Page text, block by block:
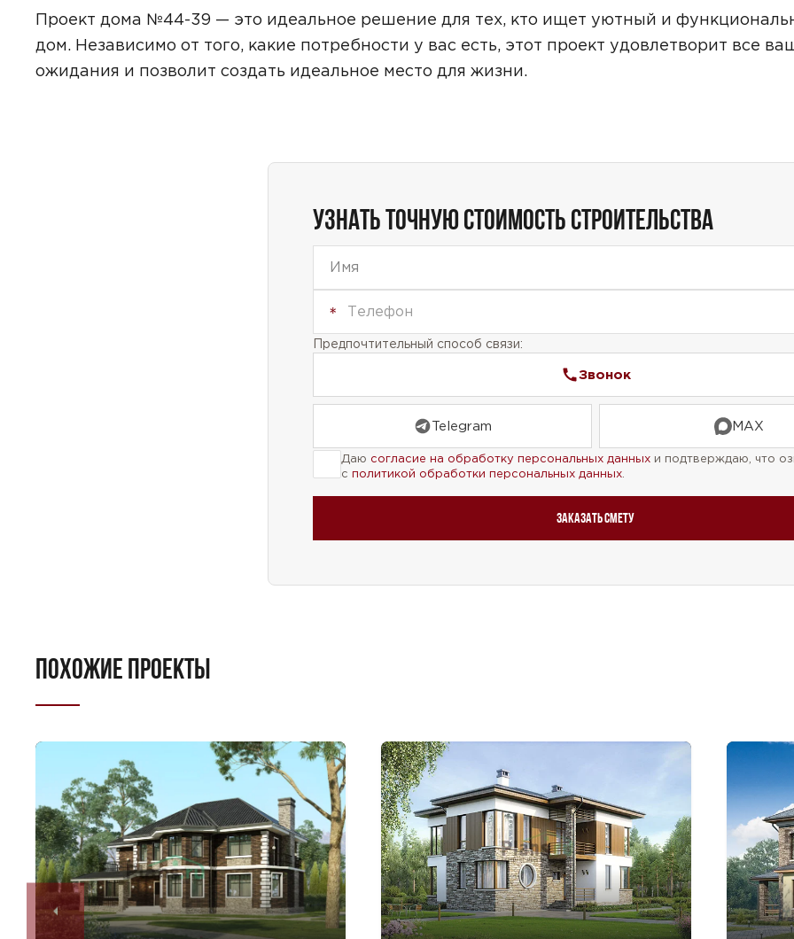
Проект дома №44-39 — это идеальное решение для тех, кто ищет уютный и
дом. Независимо от того, какие потребности у вас есть, этот проект удовлетворит все
ожидания и позволит создать идеальное место для жизни.
УЗНАТЬ ТОЧНУЮ СТОИМОСТЬ СТРОИТЕЛЬСТВА
Предпочтительный способ связи:
Звонок
Telegram MAX
Даю согласие на обработку персональных данных и подтверждаю, что
с политикой обработки персональных данных
Заказать смету
ПОХОЖИЕ ПРОЕКТЫ